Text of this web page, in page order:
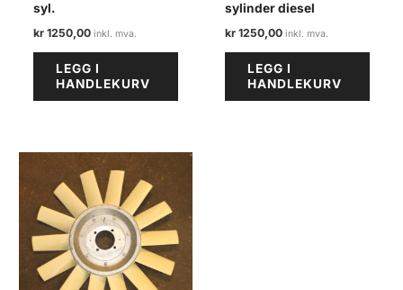
syl.
kr 1250,00
LEGG I
HANDLEKURV
sylinder diesel
kr 1250,00
LEGG I
HANDLEKURV